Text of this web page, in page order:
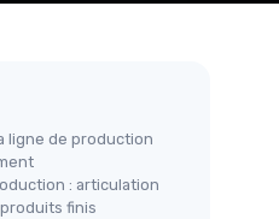
ligne de production
: articulation
finis